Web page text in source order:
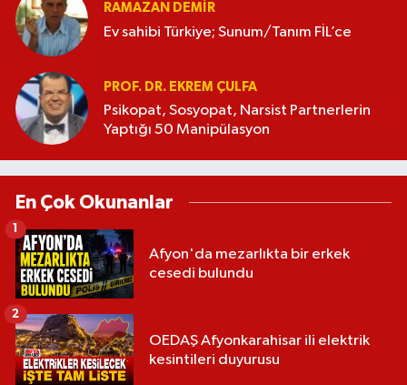
RAMAZAN DEMİR
Ev sahibi Türkiye; Sunum/Tanım FİL’ce
PROF. DR. EKREM ÇULFA
Psikopat, Sosyopat, Narsist Partnerlerin
Yaptığı 50 Manipülasyon
En Çok Okunanlar
Afyon'da mezarlıkta bir erkek
cesedi bulundu
1
OEDAŞ Afyonkarahisar ili elektrik
kesintileri duyurusu
2